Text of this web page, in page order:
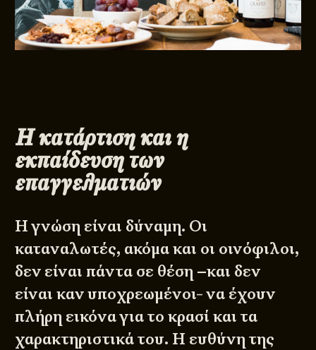
Η κατάρτιση και η
εκπαίδευση των
επαγγελματιών
Η γνώση είναι δύναμη. Οι
καταναλωτές, ακόμα και οι οινόφιλοι,
δεν είναι πάντα σε θέση –και δεν
είναι καν υποχρεωμένοι- να έχουν
πλήρη εικόνα για το κρασί και τα
χαρακτηριστικά του. Η ευθύνη της